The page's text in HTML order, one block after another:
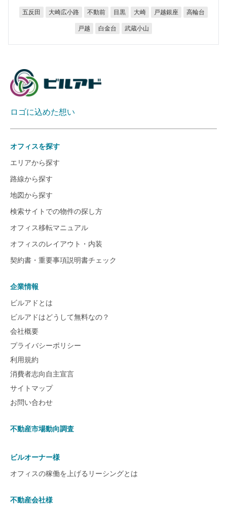
五反田 大崎広小路 不動前 目黒 大崎 戸越銀座 高輪台
戸越 白金台 武蔵小山
ロゴに込めた想い
オフィスを探す
エリアから探す
路線から探す
地図から探す
検索サイトでの物件の探し方
オフィス移転マニュアル
オフィスのレイアウト・内装
契約書・重要事項説明書チェック
企業情報
ビルアドとは
ビルアドはどうして無料なの？
会社概要
プライバシーポリシー
利用規約
消費者志向自主宣言
サイトマップ
お問い合わせ
不動産市場動向調査
ビルオーナー様
オフィスの稼働を上げるリーシングとは
不動産会社様